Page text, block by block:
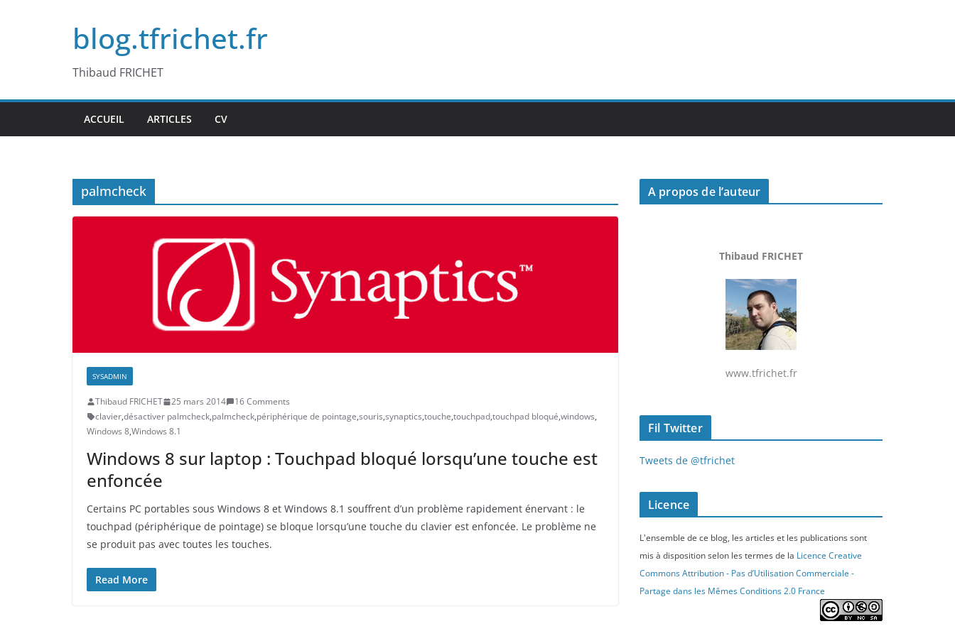
blog.tfrichet.fr
Thibaud FRICHET
ACCUEIL ARTICLES CV
palmcheck
SYSADMIN
Thibaud FRICHET 25 mars 2014
16 Comments
clavier,désactiver palmcheck,palmcheck,périphérique de pointage,souris,synaptics,touche,touchpad,touchpad bloqué,windows,
Windows 8,Windows 8.1
Windows 8 sur laptop : Touchpad bloqué lorsqu’une touche est
enfoncée
Certains PC portables sous Windows 8 et Windows 8.1 souffrent d’un problème rapidement énervant : le
touchpad (périphérique de pointage) se bloque lorsqu’une touche du clavier est enfoncée. Le problème ne
se produit pas avec toutes les touches.
Read More
A propos de l’auteur
Thibaud FRICHET
www.tfrichet.fr
Fil Twitter
Tweets de @tfrichet
Licence
L'ensemble de ce blog, les articles et les publications sont
mis à disposition selon les termes de la Licence Creative
Commons Attribution - Pas d’Utilisation Commerciale -
Partage dans les Mêmes Conditions 2.0 France